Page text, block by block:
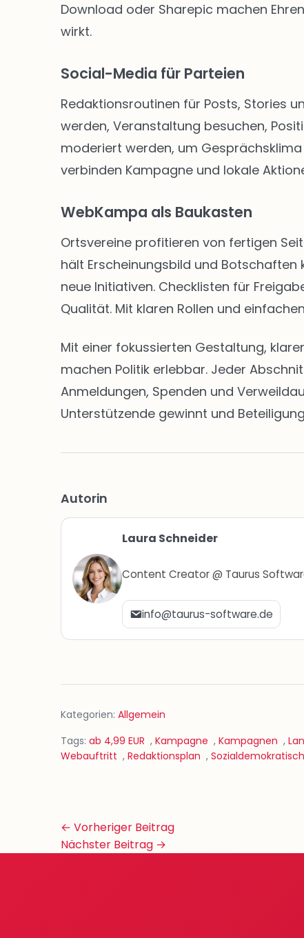
Download oder Sharepic machen
wirkt.
Social-Media für Parteien
Redaktionsroutinen für Posts, Stories
werden, Veranstaltung besuchen,
moderiert werden, um Gesprächsklima
verbinden Kampagne und lokale
WebKampa als Baukasten
Ortsvereine profitieren von fertigen
hält Erscheinungsbild und
neue Initiativen. Checklisten für
Qualität. Mit klaren Rollen und
Mit einer fokussierten Gestaltung,
machen Politik erlebbar. Jeder
Anmeldungen, Spenden und
Unterstützende gewinnt und
Autorin
Laura Schneider
Content Creator @ Taurus
info@taurus-software.de
Kategorien: Allgemein
Tags: ab 4,99 EUR , Kampagne , Kampagnen ,
Webauftritt , Redaktionsplan ,
Beitrags-
Navigation
← Vorheriger Beitrag
Nächster Beitrag →